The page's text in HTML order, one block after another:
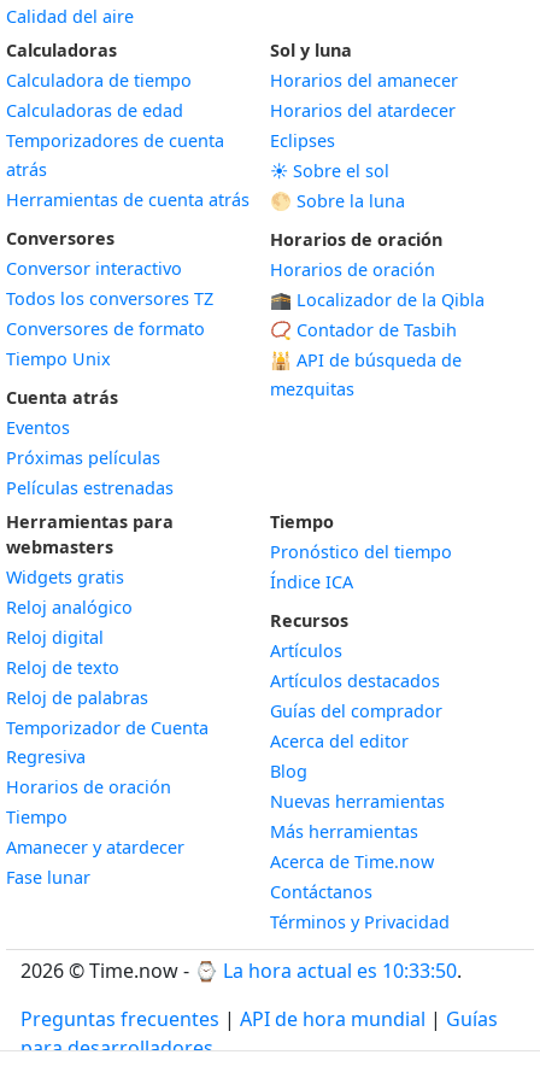
Calidad del aire
Calculadoras
Calculadora de tiempo
Calculadoras de edad
Temporizadores de cuenta
atrás
Herramientas de cuenta atrás
Conversores
Conversor interactivo
Todos los conversores TZ
Conversores de formato
Tiempo Unix
Cuenta atrás
Eventos
Próximas películas
Películas estrenadas
Sol y luna
Horarios del amanecer
Horarios del atardecer
Eclipses
☀️ Sobre el sol
🌕 Sobre la luna
Horarios de oración
Horarios de oración
🕋 Localizador de la Qibla
📿 Contador de Tasbih
🕌 API de búsqueda de
mezquitas
Herramientas para
webmasters
Widgets gratis
Reloj analógico
Reloj digital
Reloj de texto
Reloj de palabras
Temporizador de Cuenta
Regresiva
Horarios de oración
Tiempo
Amanecer y atardecerWidget
Fase lunarWidget
Tiempo
Pronóstico del tiempo
Índice ICA
Recursos
Artículos
Artículos destacados
Guías del comprador
Acerca del editor
Blog
Nuevas herramientas
Más herramientas
Acerca de Time.now
Contáctanos
Términos y Privacidad
2026 © Time.now - ⌚ La hora actual es 10:33:51.
Preguntas frecuentes | API de hora mundial | Guías
para desarrolladores